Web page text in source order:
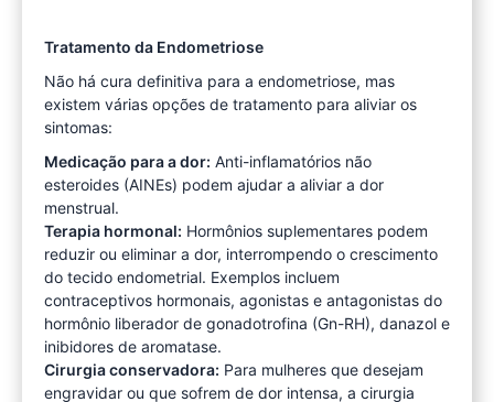
Tratamento da Endometriose
Não há cura definitiva para a endometriose, mas
existem várias opções de tratamento para aliviar os
sintomas:
Medicação para a dor: Anti-inflamatórios não
esteroides (AINEs) podem ajudar a aliviar a dor
menstrual.
Terapia hormonal: Hormônios suplementares podem
reduzir ou eliminar a dor, interrompendo o crescimento
do tecido endometrial. Exemplos incluem
contraceptivos hormonais, agonistas e antagonistas do
hormônio liberador de gonadotrofina (Gn-RH), danazol e
inibidores de aromatase.
Cirurgia conservadora: Para mulheres que desejam
engravidar ou que sofrem de dor intensa, a cirurgia